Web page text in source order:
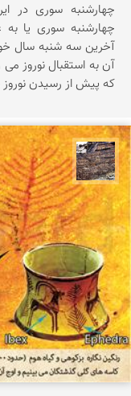
چهارشنبه سوری در
چهارشنبه سوری یا به
آخرین سه شنبه سال
آن به استقبال نوروز
که پیش از رسیدن نوروز
محمد ناصری فرد